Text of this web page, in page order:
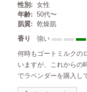
性別: 女性
年齢: 50代〜
肌質: 乾燥肌
香り
強い
何時もゴートミルクの
いますが、これからの
でラベンダーを購入し